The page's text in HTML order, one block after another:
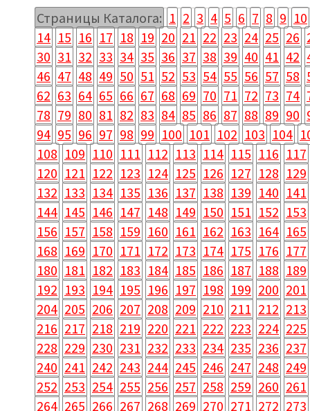
Страницы Каталога: 1 2 3 4 5 6 7 8 9 10
14 15 16 17 18 19 20 21 22 23 24 25 26
30 31 32 33 34 35 36 37 38 39 40 41 42
46 47 48 49 50 51 52 53 54 55 56 57 58
62 63 64 65 66 67 68 69 70 71 72 73 74
78 79 80 81 82 83 84 85 86 87 88 89 90
94 95 96 97 98 99 100 101 102 103 104
108 109 110 111 112 113 114 115 116 117
120 121 122 123 124 125 126 127 128 129
132 133 134 135 136 137 138 139 140 141
144 145 146 147 148 149 150 151 152 153
156 157 158 159 160 161 162 163 164 165
168 169 170 171 172 173 174 175 176 177
180 181 182 183 184 185 186 187 188 189
192 193 194 195 196 197 198 199 200 201
204 205 206 207 208 209 210 211 212 213
216 217 218 219 220 221 222 223 224 225
228 229 230 231 232 233 234 235 236 237
240 241 242 243 244 245 246 247 248 249
252 253 254 255 256 257 258 259 260 261
264 265 266 267 268 269 270 271 272 273